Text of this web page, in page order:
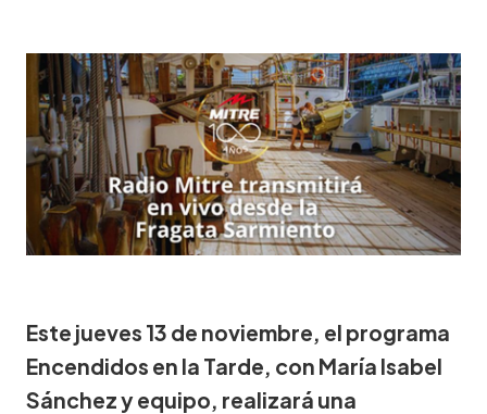
Este jueves 13 de noviembre, el programa
Encendidos en la Tarde, con María Isabel
Sánchez y equipo, realizará una